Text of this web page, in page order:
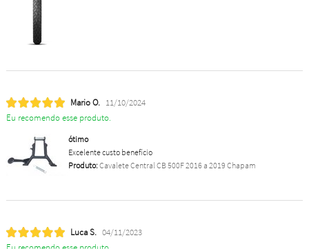
Mario O. 11/10/2024
Eu recomendo esse produto.
ótimo
Excelente custo benefício
Produto:Cavalete Central CB 500F 2016 a 2019 Chapam
Luca S. 04/11/2023